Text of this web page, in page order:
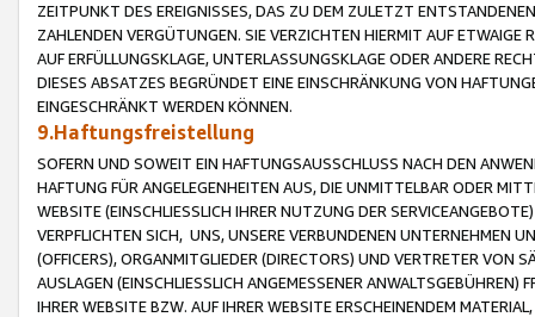
ZEITPUNKT DES EREIGNISSES, DAS ZU DEM ZULETZT
ZAHLENDEN VERGÜTUNGEN. SIE VERZICHTEN HIERMIT AUF
AUF ERFÜLLUNGSKLAGE, UNTERLASSUNGSKLAGE ODER ANDERE
DIESES ABSATZES BEGRÜNDET EINE EINSCHRÄNKUNG VON
EINGESCHRÄNKT WERDEN KÖNNEN.
9.Haftungsfreistellung
SOFERN UND SOWEIT EIN HAFTUNGSAUSSCHLUSS NACH DEN
HAFTUNG FÜR ANGELEGENHEITEN AUS, DIE UNMITTELBAR ODER
WEBSITE (EINSCHLIESSLICH IHRER NUTZUNG DER
VERPFLICHTEN SICH, UNS, UNSERE VERBUNDENEN UNTERNEHMEN
(OFFICERS), ORGANMITGLIEDER (DIRECTORS) UND VERTRETER VON
AUSLAGEN (EINSCHLIESSLICH ANGEMESSENER
IHRER WEBSITE BZW. AUF IHRER WEBSITE ERSCHEINENDEM